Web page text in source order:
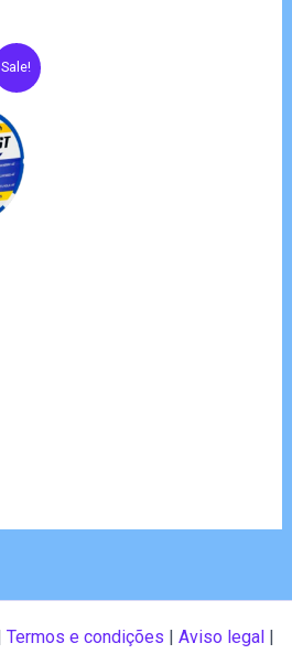
Sale!
Termos e condições Aviso legal